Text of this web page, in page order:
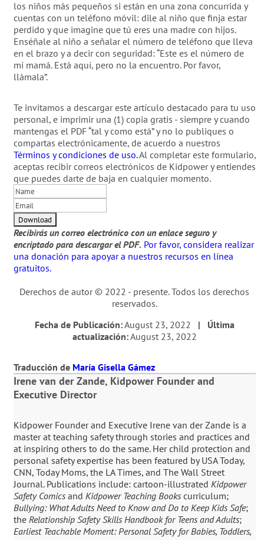
los niños más pequeños si están en una zona concurrida y
cuentas con un teléfono móvil: dile al niño que finja estar
perdido y que imagine que tú eres una madre con hijos.
Enséñale al niño a señalar el número de teléfono que lleva
en el brazo y a decir con seguridad: “Este es el número de
mi mamá. Está aquí, pero no la encuentro. Por favor,
llámala”.
Te invitamos a descargar este artículo destacado para tu uso
personal, e imprimir una (1) copia gratis - siempre y cuando
mantengas el PDF “tal y como está” y no lo publiques o
compartas electrónicamente, de acuerdo a nuestros
Términos y condiciones de uso.Al completar este formulario,
aceptas recibir correos electrónicos de Kidpower y entiendes
que puedes darte de baja en cualquier momento.
Recibirás un correo electrónico con un enlace seguro y
encriptado para descargar el PDF. Por favor, considera realizar
una donación para apoyar a nuestros recursos en línea
gratuitos.
Derechos de autor © 2022 - presente. Todos los derechos
reservados.
Fecha de Publicación:August 23, 2022 | Última
actualización:August 23, 2022
Traducción de María Gisella Gámez
Irene van der Zande, Kidpower Founder and
Executive Director
Kidpower Founder and Executive Irene van der Zande is a
master at teaching safety through stories and practices and
at inspiring others to do the same. Her child protection and
personal safety expertise has been featured by USA Today,
CNN, Today Moms, the LA Times, and The Wall Street
Journal. Publications include: cartoon-illustrated Kidpower
Safety Comics and Kidpower Teaching Books curriculum;
Bullying: What Adults Need to Know and Do to Keep Kids Safe;
the Relationship Safety Skills Handbook for Teens and Adults;
Earliest Teachable Moment: Personal Safety for Babies, Toddlers,